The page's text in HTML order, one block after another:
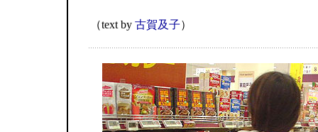
（text by 古賀及子）